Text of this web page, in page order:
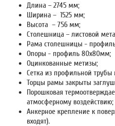
Длина – 2745 мм;
Ширина – 1525 мм;
Высота – 756 мм;
Столешница – листовой
Рама столешницы -
Опоры - профиль 80х80мм;
Оцинкованные метизы;
Сетка из профильной трубы
Торцы рамы закрыты
Порошковая
атмосферному воздействию;
Анкерное крепление к
входят).